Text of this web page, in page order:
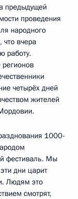
предыдущей
проведения
народного
вчера
работу.
четырёх дней
жителей
1000-
фестиваль. Мы
дни царит
Людям это
смотрят,